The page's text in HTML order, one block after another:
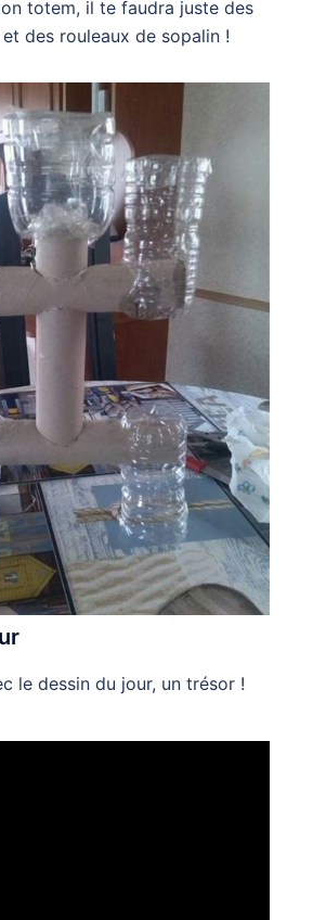
totem, il te faudra juste des
et des rouleaux de sopalin !
le dessin du jour, un trésor !